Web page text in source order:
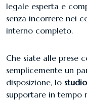
legale esperta e
senza incorrere nei
interno completo.
Che siate alle prese
semplicemente un
disposizione, lo
supportare in tempo